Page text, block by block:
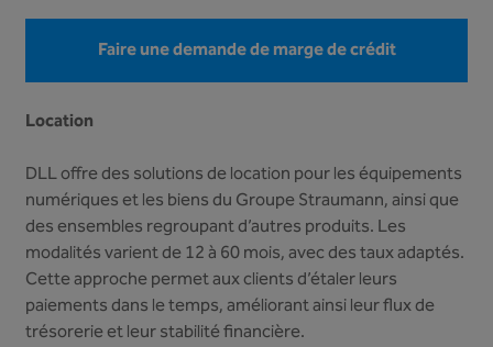
Faire une demande de marge de crédit
Location
DLL offre des solutions de location pour les équipements
numériques et les biens du Groupe Straumann, ainsi que
des ensembles regroupant d’autres produits. Les
modalités varient de 12 à 60 mois, avec des taux adaptés.
Cette approche permet aux clients d’étaler leurs
paiements dans le temps, améliorant ainsi leur flux de
trésorerie et leur stabilité financière.